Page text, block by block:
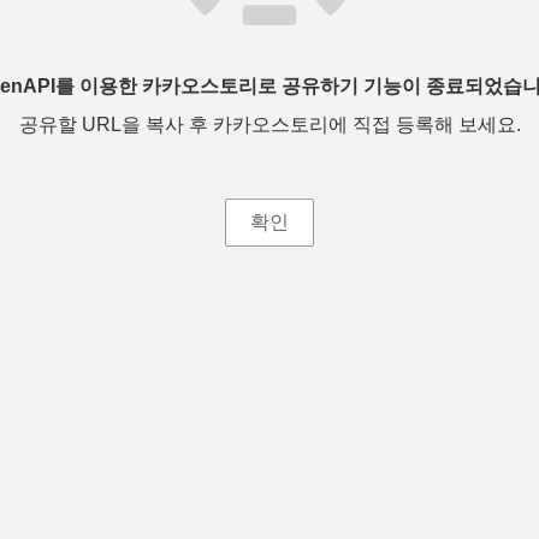
를 이용한 카카오스토리로 공유하기 기능이 종료되었습
공유할 URL을 복사 후 카카오스토리에 직접 등록해 보세요.
확인